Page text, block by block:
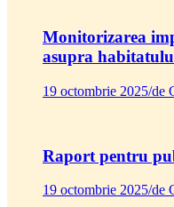
Monitorizarea
asupra
19 octombrie 2025/de
Raport pentru
19 octombrie 2025/de